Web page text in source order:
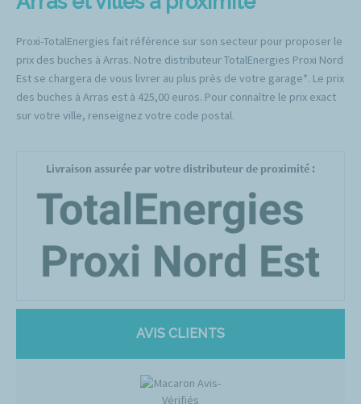
Proxi-TotalEnergies fait référence sur son secteur pour proposer le
prix des buches à Arras. Notre distributeur TotalEnergies Proxi Nord
Est se chargera de vous livrer au plus près de votre garage*. Le prix
des buches à Arras est à 425,00 euros. Pour connaître le prix exact
sur votre ville, renseignez votre code postal.
Livraison assurée par votre distributeur de proximité :
AVIS CLIENTS